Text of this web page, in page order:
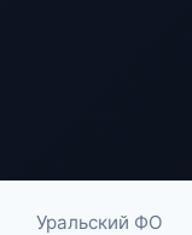
Уральский ФО